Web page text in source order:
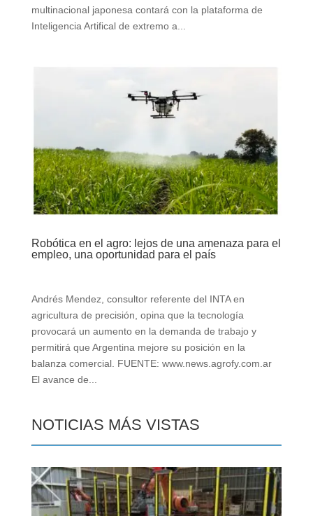
multinacional japonesa contará con la plataforma de
Inteligencia Artifical de extremo a...
Robótica en el agro: lejos de una amenaza para el
empleo, una oportunidad para el país
Andrés Mendez, consultor referente del INTA en
agricultura de precisión, opina que la tecnología
provocará un aumento en la demanda de trabajo y
permitirá que Argentina mejore su posición en la
balanza comercial. FUENTE: www.news.agrofy.com.ar
El avance de...
NOTICIAS MÁS VISTAS